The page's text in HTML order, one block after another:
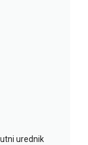
urednik